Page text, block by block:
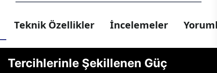
Teknik Özellikler İncelemeler
Tercihlerinle Şekillenen Güç